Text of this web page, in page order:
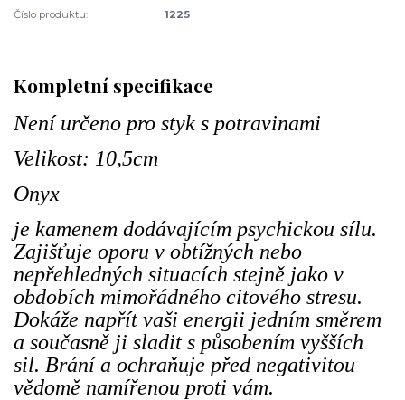
Číslo produktu: 1225
Kompletní specifikace
Není určeno pro styk s potravinami
Velikost: 10,5cm
Onyx
je kamenem dodávajícím psychickou sílu.
Zajišťuje oporu v obtížných nebo
nepřehledných situacích stejně jako v
obdobích mimořádného citového stresu.
Dokáže napřít vaši energii jedním směrem
a současně ji sladit s působením vyšších
sil. Brání a ochraňuje před negativitou
vědomě namířenou proti vám.